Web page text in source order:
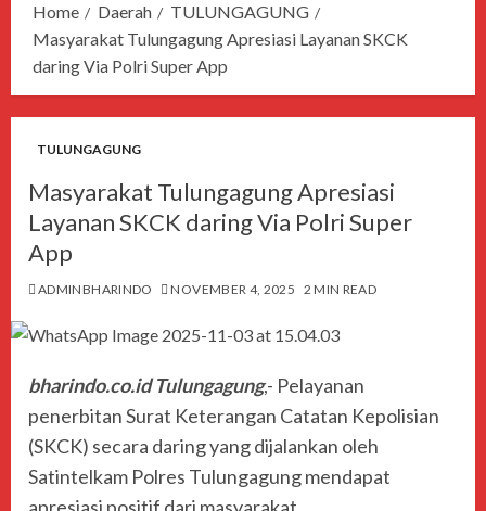
Home Daerah
TULUNGAGUNG
Masyarakat Tulungagung Apresiasi Layanan SKCK
daring Via Polri Super App
TULUNGAGUNG
Masyarakat Tulungagung Apresiasi
Layanan SKCK daring Via Polri Super
App
ADMINBHARINDO NOVEMBER 4, 2025 2 MIN READ
bharindo.co.id Tulungagung,- Pelayanan
penerbitan Surat Keterangan Catatan Kepolisian
(SKCK) secara daring yang dijalankan oleh
Satintelkam Polres Tulungagung mendapat